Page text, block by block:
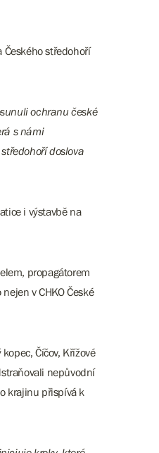
středohoří
ochranu české
s námi
doslova
i výstavbě na
propagátorem
v CHKO České
Číčov, Křížové
nepůvodní
krajinu přispívá k